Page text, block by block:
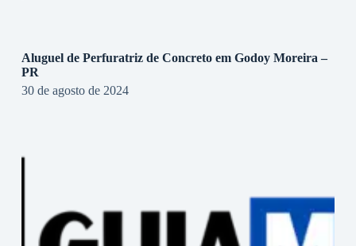
Aluguel de Perfuratriz de Concreto em Godoy Moreira –
PR
30 de agosto de 2024